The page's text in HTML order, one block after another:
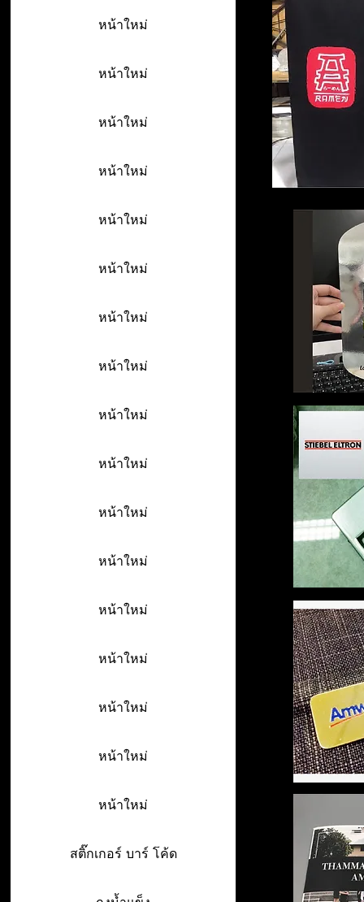
หน้าใหม่
หน้าใหม่
หน้าใหม่
หน้าใหม่
หน้าใหม่
หน้าใหม่
หน้าใหม่
หน้าใหม่
หน้าใหม่
หน้าใหม่
หน้าใหม่
หน้าใหม่
หน้าใหม่
หน้าใหม่
หน้าใหม่
หน้าใหม่
หน้าใหม่
สติ๊กเกอร์ บาร์ โค้ด